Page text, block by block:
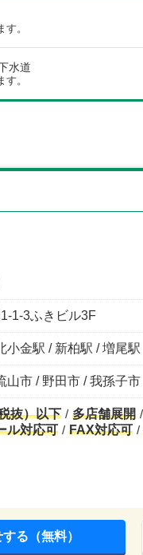
。
水道
。
1-3ふきビル3F
小金駅 / 新柏駅 / 増尾駅
山市 / 野田市 / 我孫子市
抜）以下 多店舗展開
ル対応可 FAX対応可
る（無料）